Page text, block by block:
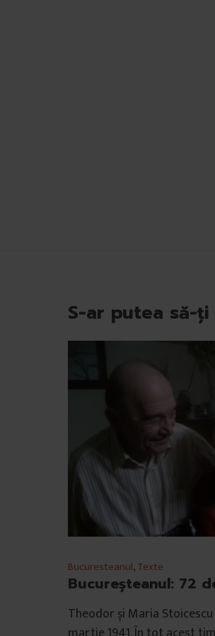
S-ar putea să-ți
Bucuresteanul,Texte
Bucureșteanul: 72
Theodor și Maria